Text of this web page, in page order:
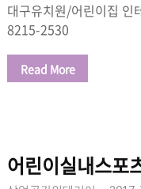
대구유치원/어린이집 인
8215-2530
Read More
어린이실내스포